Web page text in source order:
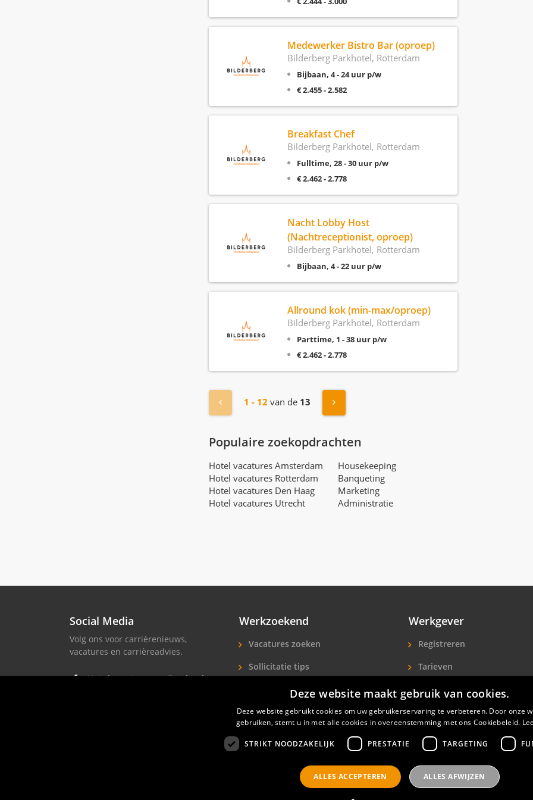
Medewerker Bistro Bar (oproep)
Bilderberg Parkhotel, Rotterdam
Bijbaan, 4 - 24 uur p/w
€ 2.455 - 2.582
Breakfast Chef
Bilderberg Parkhotel, Rotterdam
Fulltime, 28 - 30 uur p/w
€ 2.462 - 2.778
Nacht Lobby Host
(Nachtreceptionist, oproep)
Bilderberg Parkhotel, Rotterdam
Bijbaan, 4 - 22 uur p/w
Allround kok (min-max/oproep)
Bilderberg Parkhotel, Rotterdam
Parttime, 1 - 38 uur p/w
€ 2.462 - 2.778
« Vorige1 - 12 van de 13 Volgende »
Populaire zoekopdrachten
Hotel vacatures Amsterdam
Hotel vacatures Rotterdam
Hotel vacatures Den Haag
Hotel vacatures Utrecht
Housekeeping
Banqueting
Marketing
Administratie
Social Media
Volg ons voor carrièrenieuws,
vacatures en carrièreadvies.
Hotel vacatures op Facebook
Werkzoekend
Vacatures zoeken
Sollicitatie tips
Hotels A-Z
Sollicitanten
Werkgever
Registreren
Tarieven
Extra aandacht
Hotelpersoneel zoeken
Privacyverklaring Contact
Deze website maakt gebruik van cookies.
Deze website gebruikt cookies om uw gebruikerservaring te verbeteren. Door onze
gebruiken, stemt u in met alle cookies in overeenstemming met ons Cookiebeleid.
STRIKT NOODZAKELIJK PRESTATIE TARGETING
ALLES ACCEPTEREN ALLES AFWIJZEN